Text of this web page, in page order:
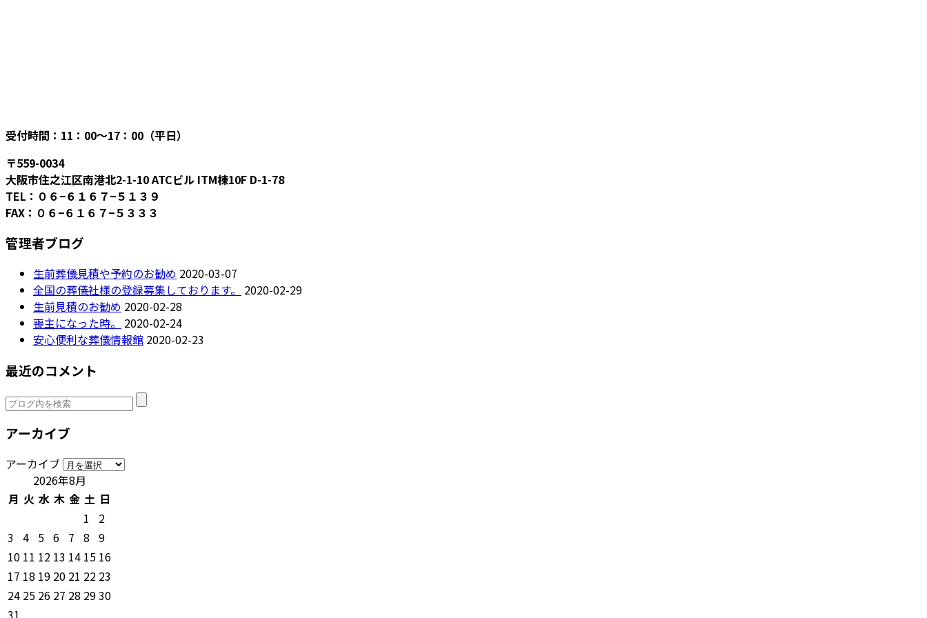
受付時間：11：00〜17：00（平日）
〒559-0034
大阪市住之江区南港北2-1-10 ATCビル ITM棟10F D-1-78
TEL：０６−６１６７−５１３９
FAX：０６−６１６７−５３３３
管理者ブログ
生前葬儀見積や予約のお勧め 2020-03-07
全国の葬儀社様の登録募集しております。
2020-02-29
生前見積のお勧め 2020-02-28
喪主になった時。
2020-02-24
安心便利な葬儀情報館 2020-02-23
最近のコメント
アーカイブ
アーカイブ
2026年8月
月 火 水 木 金 土 日
1
2
3 4 5 6 7 8 9
10 11 12 13 14 15 16
17 18 19 20 21 22 23
24 25 26 27 28 2930
31